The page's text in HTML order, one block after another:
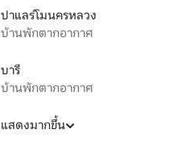
ปาแลร์โมนครหลวง
บ้านพักตากอากาศ
บารี
บ้านพักตากอากาศ
แสดงมากขึ้น